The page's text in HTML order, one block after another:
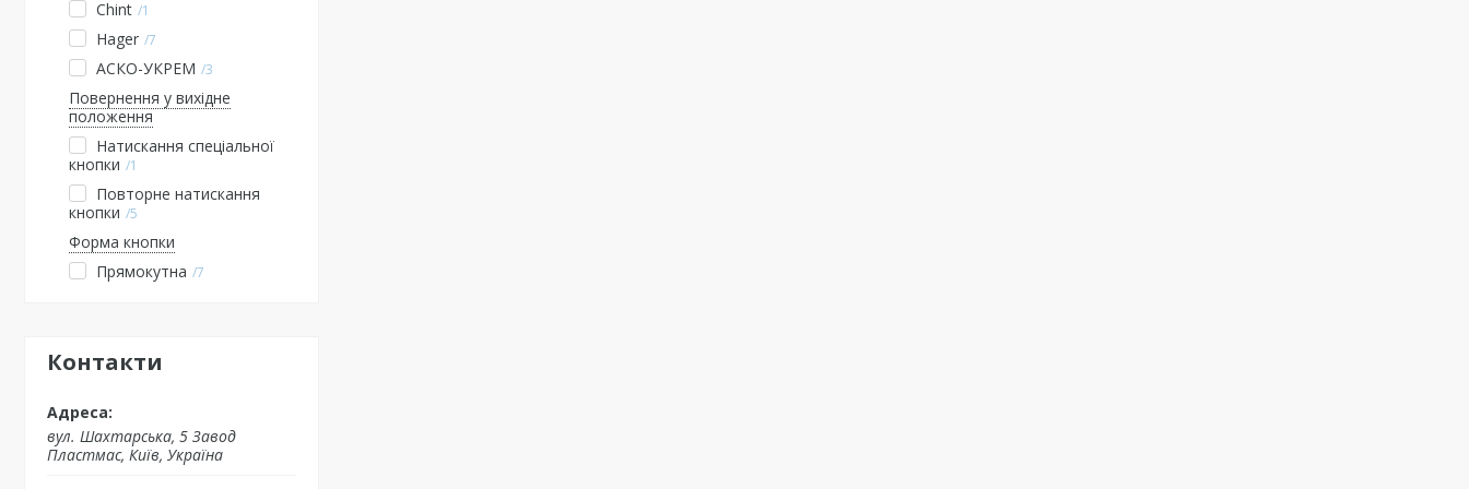
Chint 1
Hager 7
АСКО-УКРЕМ 3
Повернення у вихідне
положення
Натискання спеціальної
кнопки
1
Повторне натискання
кнопки 5
Форма кнопки
Прямокутна 7
Контакти
вул. Шахтарська, 5 Завод
Пластмас, Київ, Україна